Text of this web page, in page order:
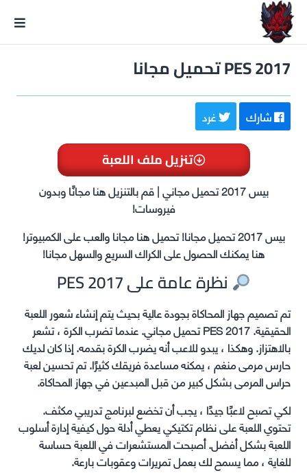
PES 2017 تحميل مجانا
شارك غرد
تنزيل ملف اللعبة
بيس 2017 تحميل مجاني | قم بالتنزيل هنا مجانًا وبدون
فيروسات!
بيس 2017 تحميل مجانا! تحميل هنا مجانا والعب على الكمبيوتر!
هنا يمكنك الحصول على الكراك السريع والسهل مجانا!
نظرة عامة على PES 2017
تم تصميم جهاز المحاكاة بجودة عالية بحيث يتم إنشاء شعور اللعبة
الحقيقية. PES 2017 تحميل مجاني. عندما تضرب الكرة ، تشعر
بالاهتزاز. وهكذا ، يبدو للاعب أنه يضرب الكرة بقدمه. إذا كان لديك
حارس مرمى منغم ، يمكنه مساعدة فريقك كثيرًا. تم تحسين لعبة
حراس المرمى بشكل كبير من قبل المبدعين في جهاز المحاكاة.
لكي تصبح لاعبًا جيدًا ، يجب أن تخضع لبرنامج تدريبي مكثف.
تحتوي اللعبة على نظام تكتيكي يعطي أدلة حول كيفية إدارة أسلوب
اللعبة بشكل أفضل. أصبحت المستشعرات في اللعبة حساسة
للغاية ، مما يسمح لك بعمل تمريرات وعقوبات بارعة.